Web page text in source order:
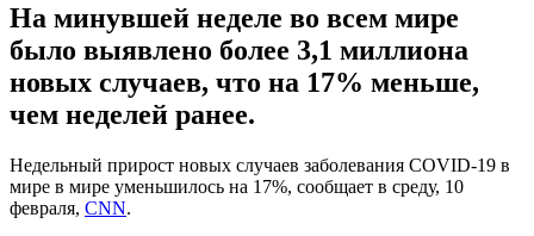
На минувшей неделе во всем мире
было выявлено более 3,1 миллиона
новых случаев, что на 17% меньше,
чем неделей ранее.
Недельный прирост новых случаев заболевания COVID-19 в
мире в мире уменьшилось на 17%, сообщает в среду, 10
февраля, CNN.